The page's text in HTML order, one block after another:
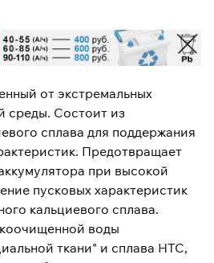
от экстремальных
среды. Состоит из
сплава для поддержания
Предотвращает
при высокой
пусковых характеристик
кальциевого сплава.
воды
ткани" и сплава HTC,